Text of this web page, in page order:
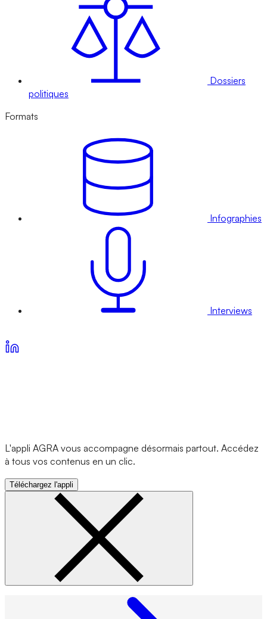
Dossiers
politiques
Formats
Infographies
Interviews
L'appli AGRA vous accompagne désormais partout. Accédez
à tous vos contenus en un clic.
Téléchargez l'appli